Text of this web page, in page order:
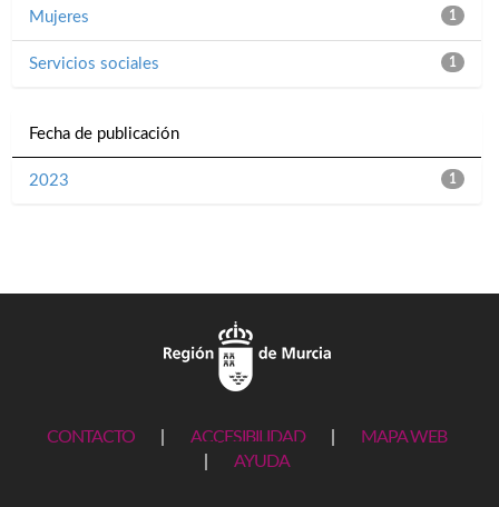
1
Mujeres
1
Servicios sociales
Fecha de publicación
1
2023
CONTACTO ACCESIBILIDAD
MAPA WEB
AYUDA